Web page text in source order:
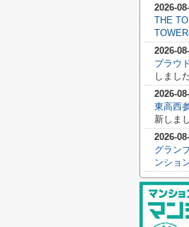
2026-
THE
TOWER
2026-
プラウ
しました
2026-
東高西
新しま
2026-
グラン
ンショ